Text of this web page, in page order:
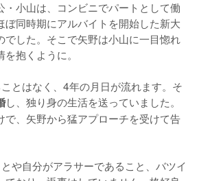
・小山は、コンビニでパートとして働
ぼ同時期にアルバイトを開始した新大
でした。そこで矢野は小山に一目惚れ
抱くように。
とはなく、4年の月日が流れます。そ
し、独り身の生活を送っていました。
で、矢野から猛アプローチを受けて告
や自分がアラサーであること、バツイ